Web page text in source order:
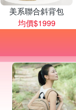
美系聯合斜背包
均價$1999